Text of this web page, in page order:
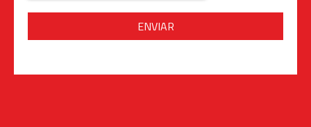
ENVIAR